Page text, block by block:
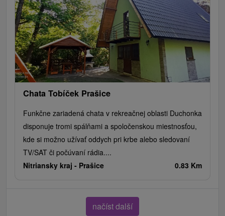
Chata Tobíček Prašice
Funkčne zariadená chata v rekreačnej oblasti Duchonka
disponuje tromi spálňami a spoločenskou miestnosťou,
kde si možno užívať oddych pri krbe alebo sledovaní
TV/SAT či počúvaní rádia....
Nitriansky kraj - Prašice 0.83 Km
načíst další